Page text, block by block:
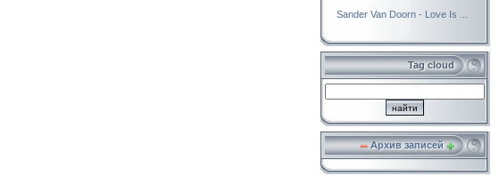
Sander Van Doorn - Love Is ...
Tag cloud
Архив записей